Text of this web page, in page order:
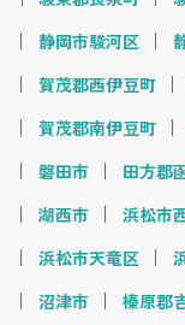
静岡市駿河区
賀茂郡西伊豆町
賀茂郡南伊豆町
磐田市
田方郡
湖西市
浜松市
浜松市天竜区
沼津市
榛原郡